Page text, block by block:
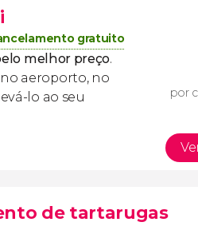
gratuito
melhor preço.
aeroporto, no
lo ao seu
por
de tartarugas